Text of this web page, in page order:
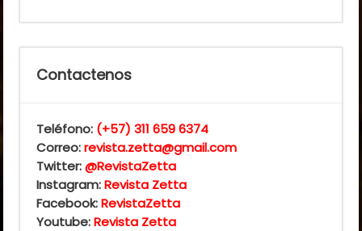
Contactenos
Teléfono: (+57) 311 659 6374
Correo:revista.zetta@gmail.com
Twitter:@RevistaZetta
Instagram:Revista Zetta
Facebook:RevistaZetta
Youtube:Revista Zetta